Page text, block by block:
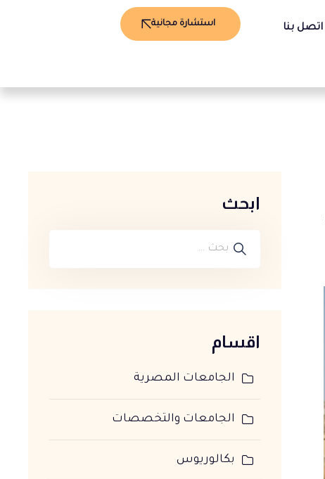
اتصل بنا استشارة مجانية
ابحث
اقسام
الجامعات المصرية
الجامعات والتخصصات
بكالوريوس